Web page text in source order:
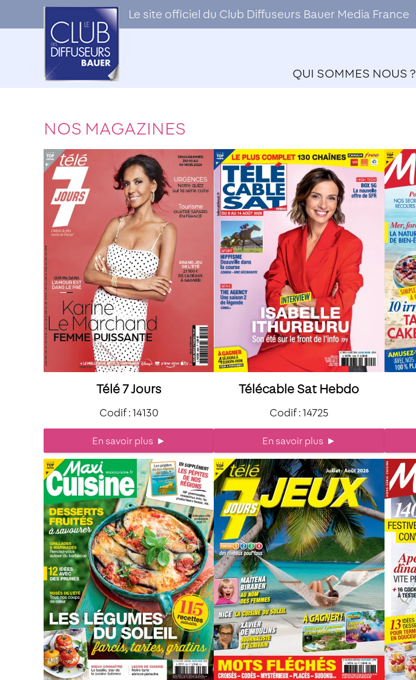
Le site officiel du Club Diffuseurs Bauer Media France
QUI SOMMES NOUS ?
NOS MAGAZINES
Télé 7 Jours
Codif : 14130
En savoir plus ►
Télécable Sat Hebdo
Codif : 14725
En savoir plus ►